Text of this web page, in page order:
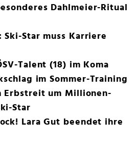
Dahlmeier-Ritual
Star muss Karriere
Talent (18) im Koma
im Sommer-Training
Erbstreit um Millionen-
Star
Lara Gut beendet ihre